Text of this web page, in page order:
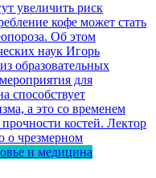
увеличить риск
кофе может стать
Об этом
наук Игорь
образовательных
для
способствует
а это со временем
костей. Лектор
о чрезмерном
и медицина